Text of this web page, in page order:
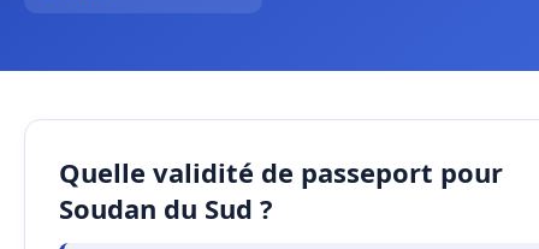
Quelle validité de passeport pour
Soudan du Sud ?